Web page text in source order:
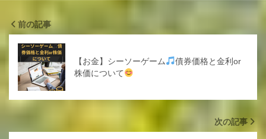
前の記事
【お金】シーソーゲーム
債券価格と金利or
株価について
次の記事